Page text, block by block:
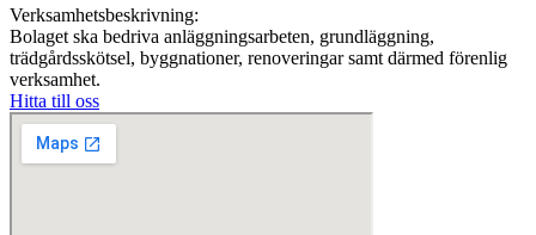
Verksamhetsbeskrivning:
Bolaget ska bedriva anläggningsarbeten, grundläggning,
trädgårdsskötsel, byggnationer, renoveringar samt därmed förenlig
verksamhet.
Hitta till oss